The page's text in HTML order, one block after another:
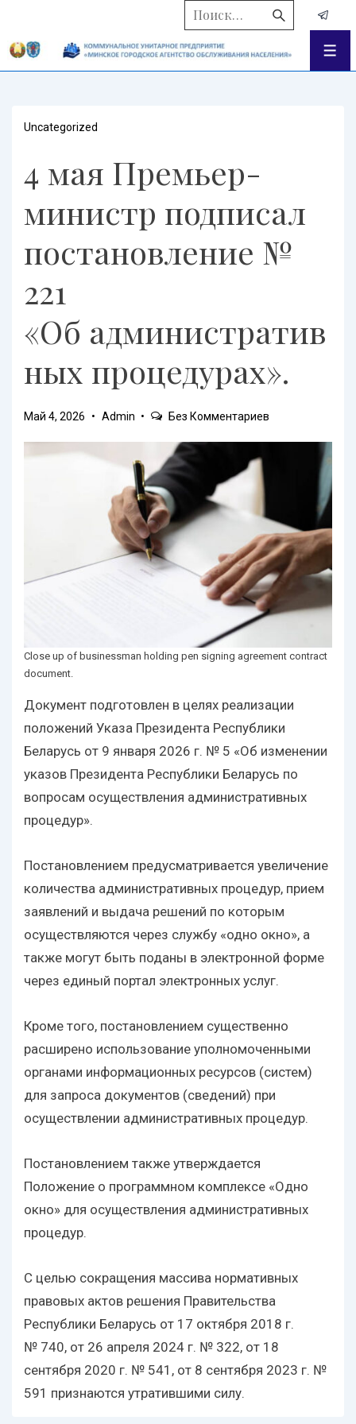
Uncategorized
4 мая Премьер-
министр подписал
постановление №
221
«Об административ
ных процедурах».
Май 4, 2026 Admin Без Комментариев
Close up of businessman holding pen signing agreement contract
document.
Документ подготовлен в целях реализации
положений Указа Президента Республики
Беларусь от 9 января 2026 г. № 5 «Об изменении
указов Президента Республики Беларусь по
вопросам осуществления административных
процедур».
Постановлением предусматривается увеличение
количества административных процедур, прием
заявлений и выдача решений по которым
осуществляются через службу «одно окно», а
также могут быть поданы в электронной форме
через единый портал электронных услуг.
Кроме того, постановлением существенно
расширено использование уполномоченными
органами информационных ресурсов (систем)
для запроса документов (сведений) при
осуществлении административных процедур.
Постановлением также утверждается
Положение о программном комплексе «Одно
окно» для осуществления административных
процедур.
С целью сокращения массива нормативных
правовых актов решения Правительства
Республики Беларусь от 17 октября 2018 г.
№ 740, от 26 апреля 2024 г. № 322, от 18
сентября 2020 г. № 541, от 8 сентября 2023 г. №
591 признаются утратившими силу.